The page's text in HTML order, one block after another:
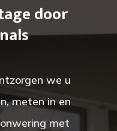
door
we u
meten in en
met